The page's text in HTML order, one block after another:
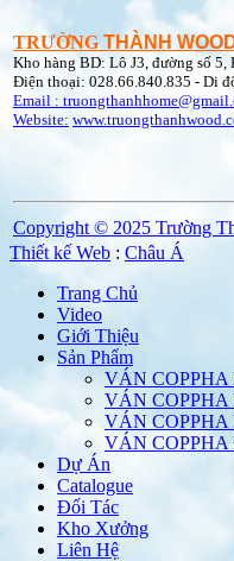
TRƯỜNG THÀNH
Kho hàng BD: Lô J3, đường số
Điện thoại: 028.66.840.835 - Di
Email :
Website:
Copyright © 2025 Trường
Thiết kế Web : Châu Á
Trang Chủ
Video
Giới Thiệu
Sản Phẩm
VÁN
VÁN COPPHA
VÁN COPPHA
VÁN COPPHA
Dự Án
Catalogue
Đối Tác
Kho Xưởng
Liên Hệ